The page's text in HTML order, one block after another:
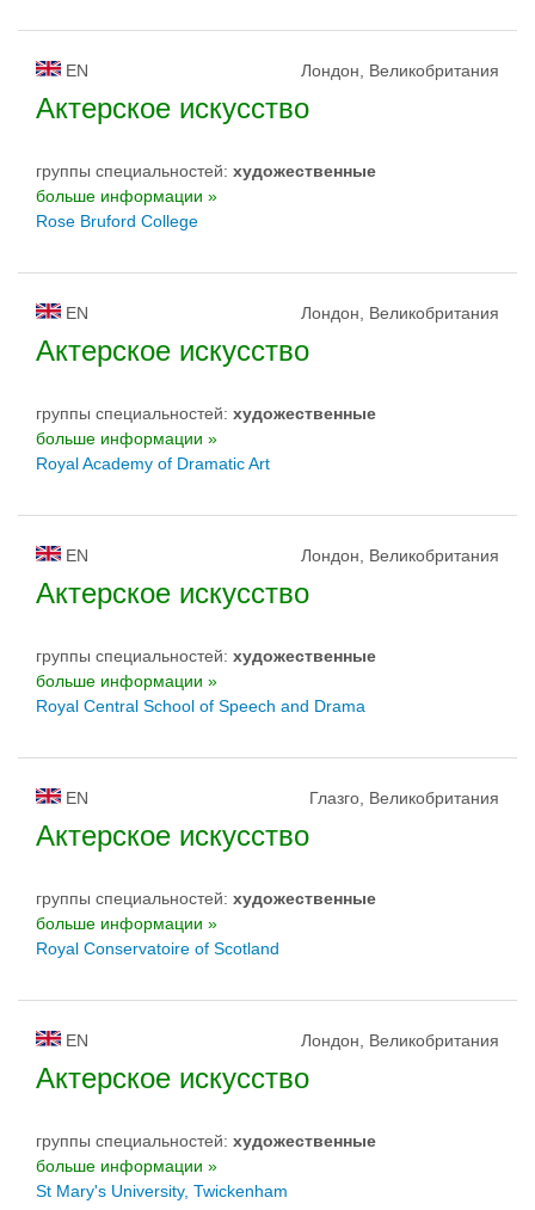
EN Лондон, Великобритания
Актерское искусство
группы специальностей: художественные
больше информации »
Rose Bruford College
EN Лондон, Великобритания
Актерское искусство
группы специальностей: художественные
больше информации »
Royal Academy of Dramatic Art
EN Лондон, Великобритания
Актерское искусство
группы специальностей: художественные
больше информации »
Royal Central School of Speech and Drama
EN Глазго, Великобритания
Актерское искусство
группы специальностей: художественные
больше информации »
Royal Conservatoire of Scotland
EN Лондон, Великобритания
Актерское искусство
группы специальностей: художественные
больше информации »
St Mary's University, Twickenham